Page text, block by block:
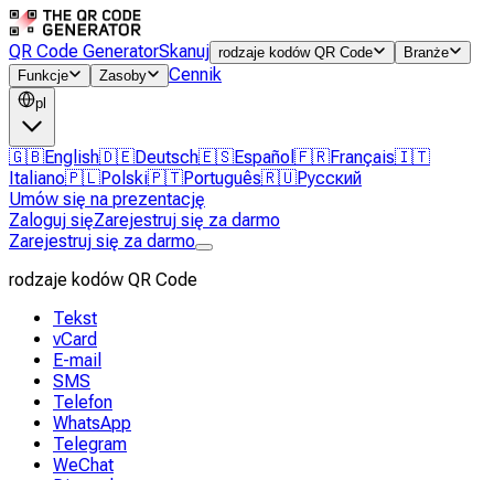
QR Code GeneratorSkanuj rodzaje kodów QR Code
Branże
Funkcje
Zasoby Cennik
pl
🇬🇧English🇩🇪Deutsch🇪🇸Español 🇫🇷Français🇮🇹
Italiano🇵🇱Polski🇵🇹Português🇷🇺Русский
Umów się na prezentację
Zaloguj sięZarejestruj się za darmo
Zarejestruj się za darmo
rodzaje kodów QR Code
Tekst
vCard
E-mail
SMS
Telefon
WhatsApp
Telegram
WeChat